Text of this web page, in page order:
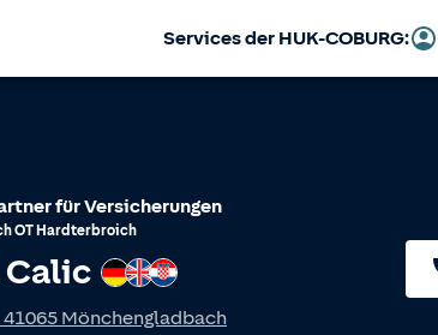
Services der HUK-COBURG:
für Versicherungen
OT Hardterbroich
Calic Deutsch
Englisch
Kroatisch
41065 Mönchengladbach